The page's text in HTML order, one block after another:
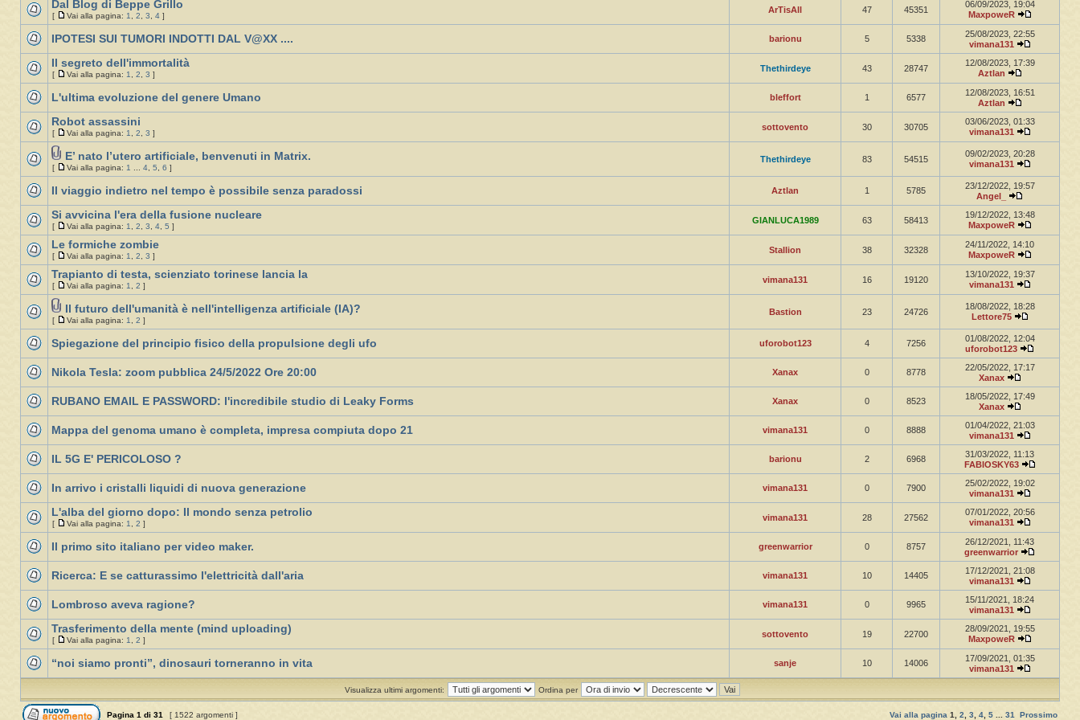
Dal Blog di Beppe Grillo
[ Vai alla pagina: 1, 2, 3, 4 ]
ArTisAll 47 45351
06/09/2023, 19:04
MaxpoweR
IPOTESI SUI TUMORI INDOTTI DAL V@XX .... barionu 5 5338
25/08/2023, 22:55
vimana131
Il segreto dell'immortalità
[ Vai alla pagina: 1, 2, 3 ]
Thethirdeye 43 28747
12/08/2023, 17:39
Aztlan
L'ultima evoluzione del genere Umano bleffort 1 6577
12/08/2023, 16:51
Aztlan
Robot assassini
[ Vai alla pagina: 1, 2, 3 ]
sottovento 30 30705
03/06/2023, 01:33
vimana131
E’ nato l’utero artificiale, benvenuti in Matrix.
[ Vai alla pagina: 1 ... 4, 5, 6 ]
Thethirdeye 83 54515
09/02/2023, 20:28
vimana131
Il viaggio indietro nel tempo è possibile senza paradossi Aztlan 1 5785
23/12/2022, 19:57
Angel_
Si avvicina l'era della fusione nucleare
[ Vai alla pagina: 1, 2, 3, 4, 5 ]
GIANLUCA1989 63 58413
19/12/2022, 13:48
MaxpoweR
Le formiche zombie
[ Vai alla pagina: 1, 2, 3 ]
Stallion 38 32328
24/11/2022, 14:10
MaxpoweR
Trapianto di testa, scienziato torinese lancia la
[ Vai alla pagina: 1, 2 ]
vimana131 16 19120
13/10/2022, 19:37
vimana131
Il futuro dell'umanità è nell'intelligenza artificiale (IA)?
[ Vai alla pagina: 1, 2 ]
Bastion 23 24726
18/08/2022, 18:28
Lettore75
Spiegazione del principio fisico della propulsione degli ufo uforobot123 4 7256
01/08/2022, 12:04
uforobot123
Nikola Tesla: zoom pubblica 24/5/2022 Ore 20:00 Xanax 0 8778
22/05/2022, 17:17
Xanax
RUBANO EMAIL E PASSWORD: l'incredibile studio di Leaky Forms Xanax 0 8523
18/05/2022, 17:49
Xanax
Mappa del genoma umano è completa, impresa compiuta dopo 21 vimana131 0 8888
01/04/2022, 21:03
vimana131
IL 5G E' PERICOLOSO ? barionu 2 6968
31/03/2022, 11:13
FABIOSKY63
In arrivo i cristalli liquidi di nuova generazione vimana131 0 7900
25/02/2022, 19:02
vimana131
L'alba del giorno dopo: Il mondo senza petrolio
[ Vai alla pagina: 1, 2 ]
vimana131 28 27562
07/01/2022, 20:56
vimana131
Il primo sito italiano per video maker. greenwarrior 0 8757
26/12/2021, 11:43
greenwarrior
Ricerca: E se catturassimo l'elettricità dall'aria vimana131 10 14405
17/12/2021, 21:08
vimana131
Lombroso aveva ragione? vimana131 0 9965
15/11/2021, 18:24
vimana131
Trasferimento della mente (mind uploading)
[ Vai alla pagina: 1, 2 ]
sottovento 19 22700
28/09/2021, 19:55
MaxpoweR
“noi siamo pronti”, dinosauri torneranno in vita sanje 10 14006
17/09/2021, 01:35
vimana131
Visualizza ultimi argomenti: Ordina per
Pagina 1 di 31 [ 1522 argomenti ] Vai alla pagina 1, 2, 3, 4, 5 ... 31 Prossimo